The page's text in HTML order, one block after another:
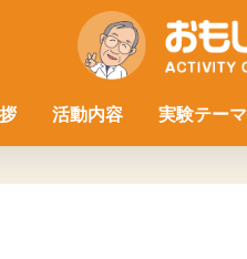
活動内容 実験テーマ